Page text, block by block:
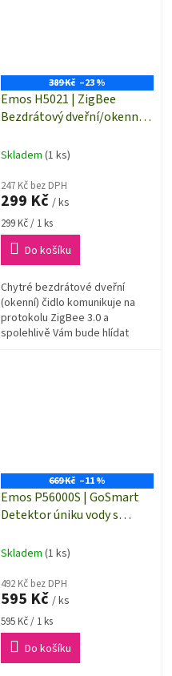
389 Kč –23 %
Emos H5021 | ZigBee
Bezdrátový dveřní/okenní
ZigBee 3.0 I
Skladem (1 ks)
247 Kč bez DPH
299 Kč / ks
Měrná
cena:
299 Kč / 1 ks
Do košíku
Chytré bezdrátové dveřní
(okenní) čidlo komunikuje na
protokolu ZigBee 3.0 a
spolehlivě Vám bude hlídat
669 Kč –11 %
Emos P56000S | GoSmart
Detektor úniku vody s
akustická signalizace >85
Skladem (1 ks)
492 Kč bez DPH
595 Kč / ks
Měrná
cena:
595 Kč / 1 ks
Do košíku